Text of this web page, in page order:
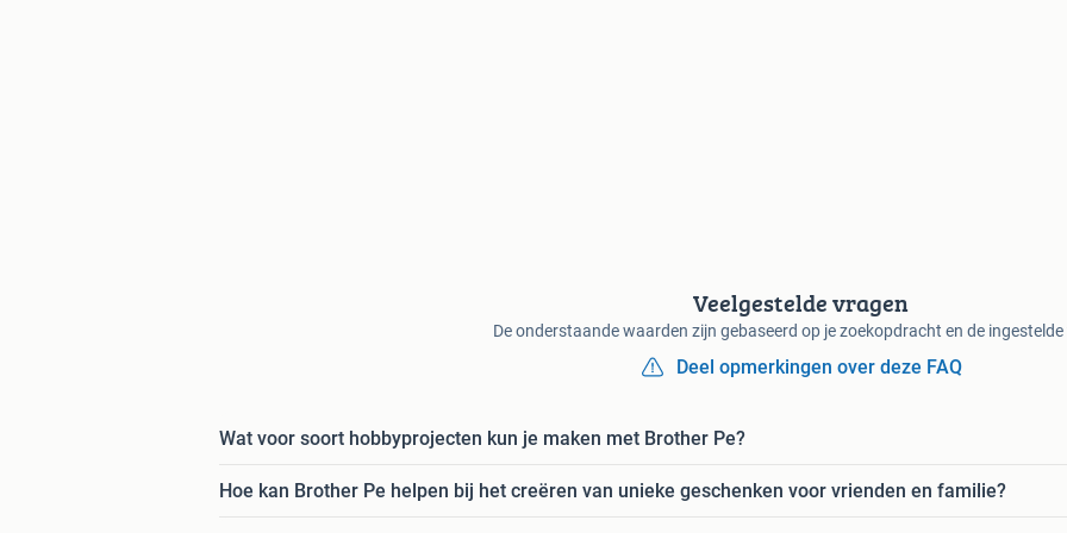
Veelgestelde vragen
De onderstaande waarden zijn gebaseerd op je zoekopdracht en de
Deel opmerkingen over deze FAQ
Wat voor soort hobbyprojecten kun je maken met Brother Pe?
Hoe kan Brother Pe helpen bij het creëren van unieke geschenken voor vrienden en familie?